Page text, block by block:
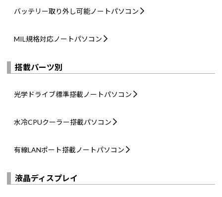
バッテリー取り外し可能ノートパソコン
MIL規格対応ノートパソコン
搭載パーツ別
光学ドライブ標準搭載ノートパソコン
水冷CPUクーラー搭載パソコン
有線LANポート搭載ノートパソコン
液晶ディスプレイ